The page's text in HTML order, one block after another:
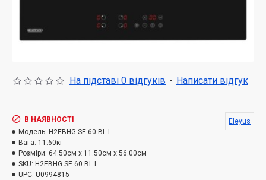
На підставі 0 відгуків - Написати відгук
В НАЯВНОСТІ
Модель: H2EBHG SE 60 BL I
Вага: 11.60кг
Розміри: 64.50см x 11.50см x 56.00см
SKU: H2EBHG SE 60 BL I
UPC: U0994815
Eleyus